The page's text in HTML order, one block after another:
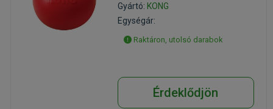
Gyártó: KONG
Egységár:
Raktáron, utolsó darabok
Érdeklődjön